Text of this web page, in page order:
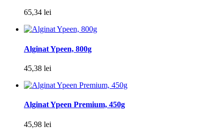
65,34 lei
Alginat Ypeen, 800g
45,38 lei
Alginat Ypeen Premium, 450g
45,98 lei